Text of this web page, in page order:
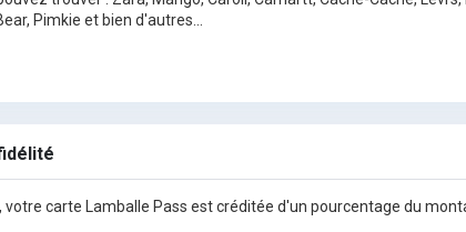
Pimkie et bien d'autres...
votre carte Lamballe Pass est créditée d'un pourcentage du